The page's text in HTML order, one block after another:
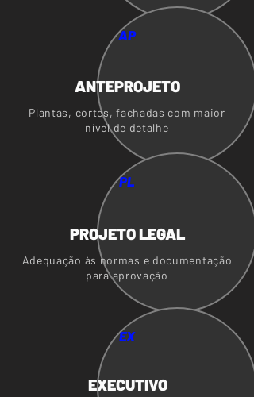
AP
ANTEPROJETO
Plantas, cortes, fachadas com maior
nível de detalhe
PL
PROJETO LEGAL
Adequação às normas e documentação
para aprovação
EX
EXECUTIVO